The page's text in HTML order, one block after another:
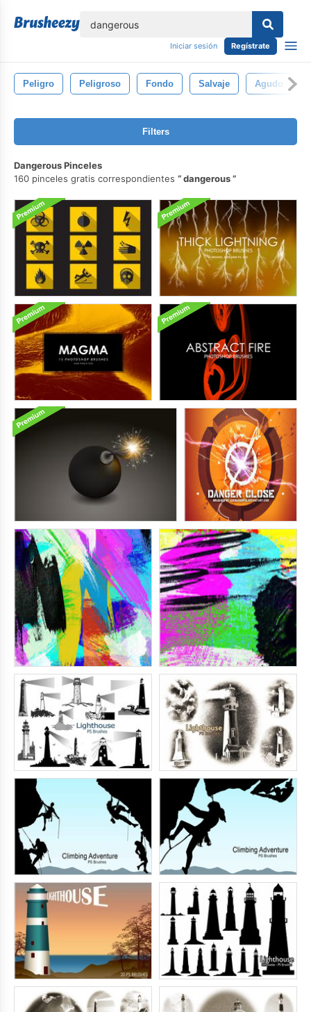
Iniciar sesión Regístrate
Peligro Peligroso Fondo Salvaje Agudo
Filters
Dangerous Pinceles
160 pinceles gratis correspondientes
dangerous